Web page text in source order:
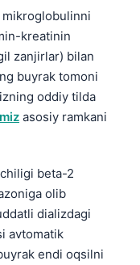
mikroglobulinni
kreatinin
zanjirlar) bilan
buyrak tomoni
oddiy tilda
asosiy ramkani
beta-2
olib
dializdagi
avtomatik
endi oqsilni